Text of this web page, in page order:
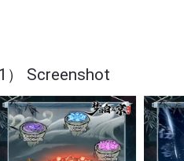
） Screenshot